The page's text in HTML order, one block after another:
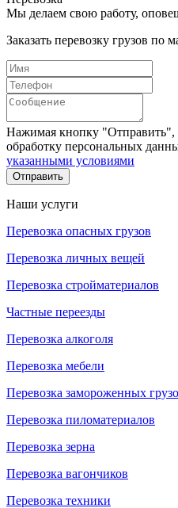
Мы делаем свою работу,
Заказать перевозку грузов по
Нажимая кнопку "Отправить",
обработку персональных
указанными условиями
Отправить
Наши услуги
Перевозка опасных грузов
Перевозка личных вещей
Перевозка стройматериалов
Частные переезды
Перевозка алкоголя
Перевозка мебели
Перевозка замороженных
Перевозка пиломатериалов
Перевозка зерна
Перевозка вагончиков
Перевозка техники